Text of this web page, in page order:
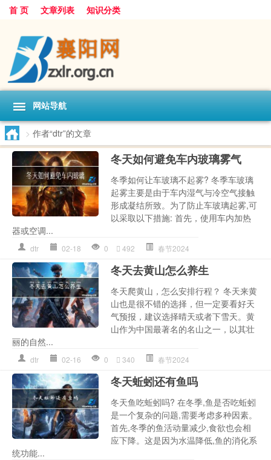
首 页 文章列表 知识分类
网站导航
> 作者“dtr”的文章
冬天如何避免车内玻璃雾气
冬季如何让车玻璃不起雾? 冬季车玻璃
起雾主要是由于车内湿气与冷空气接触
形成凝结所致。为了防止车玻璃起雾,可
以采取以下措施: 首先，使用车内加热
器或空调...
dtr 02-18 0 492 春节2024
冬天去黄山怎么养生
冬天爬黄山，怎么安排行程？ 冬天来黄
山也是很不错的选择，但一定要看好天
气预报，建议选择晴天或者下雪天。黄
山作为中国最著名的名山之一，以其壮
丽的自然...
dtr 02-16 0 340 春节2024
冬天蚯蚓还有鱼吗
冬天鱼吃蚯蚓吗? 在冬季,鱼是否吃蚯蚓
是一个复杂的问题,需要考虑多种因素。
首先,冬季的鱼活动量减少,食欲也会相
应下降。这是因为水温降低,鱼的消化系
统功能...